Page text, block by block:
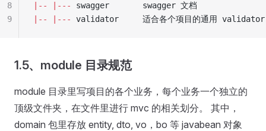
|--
|---
swagger       swagger 文档
|--
|--- validator     适合各个项目的通用 validator，
8
9
1.5、module 目录规范
module 目录里写项目的各个业务，每个业务一个独立的
顶级文件夹，在文件里进行 mvc 的相关划分。 其中，
domain 包里存放 entity, dto, vo，bo 等 javabean 对象